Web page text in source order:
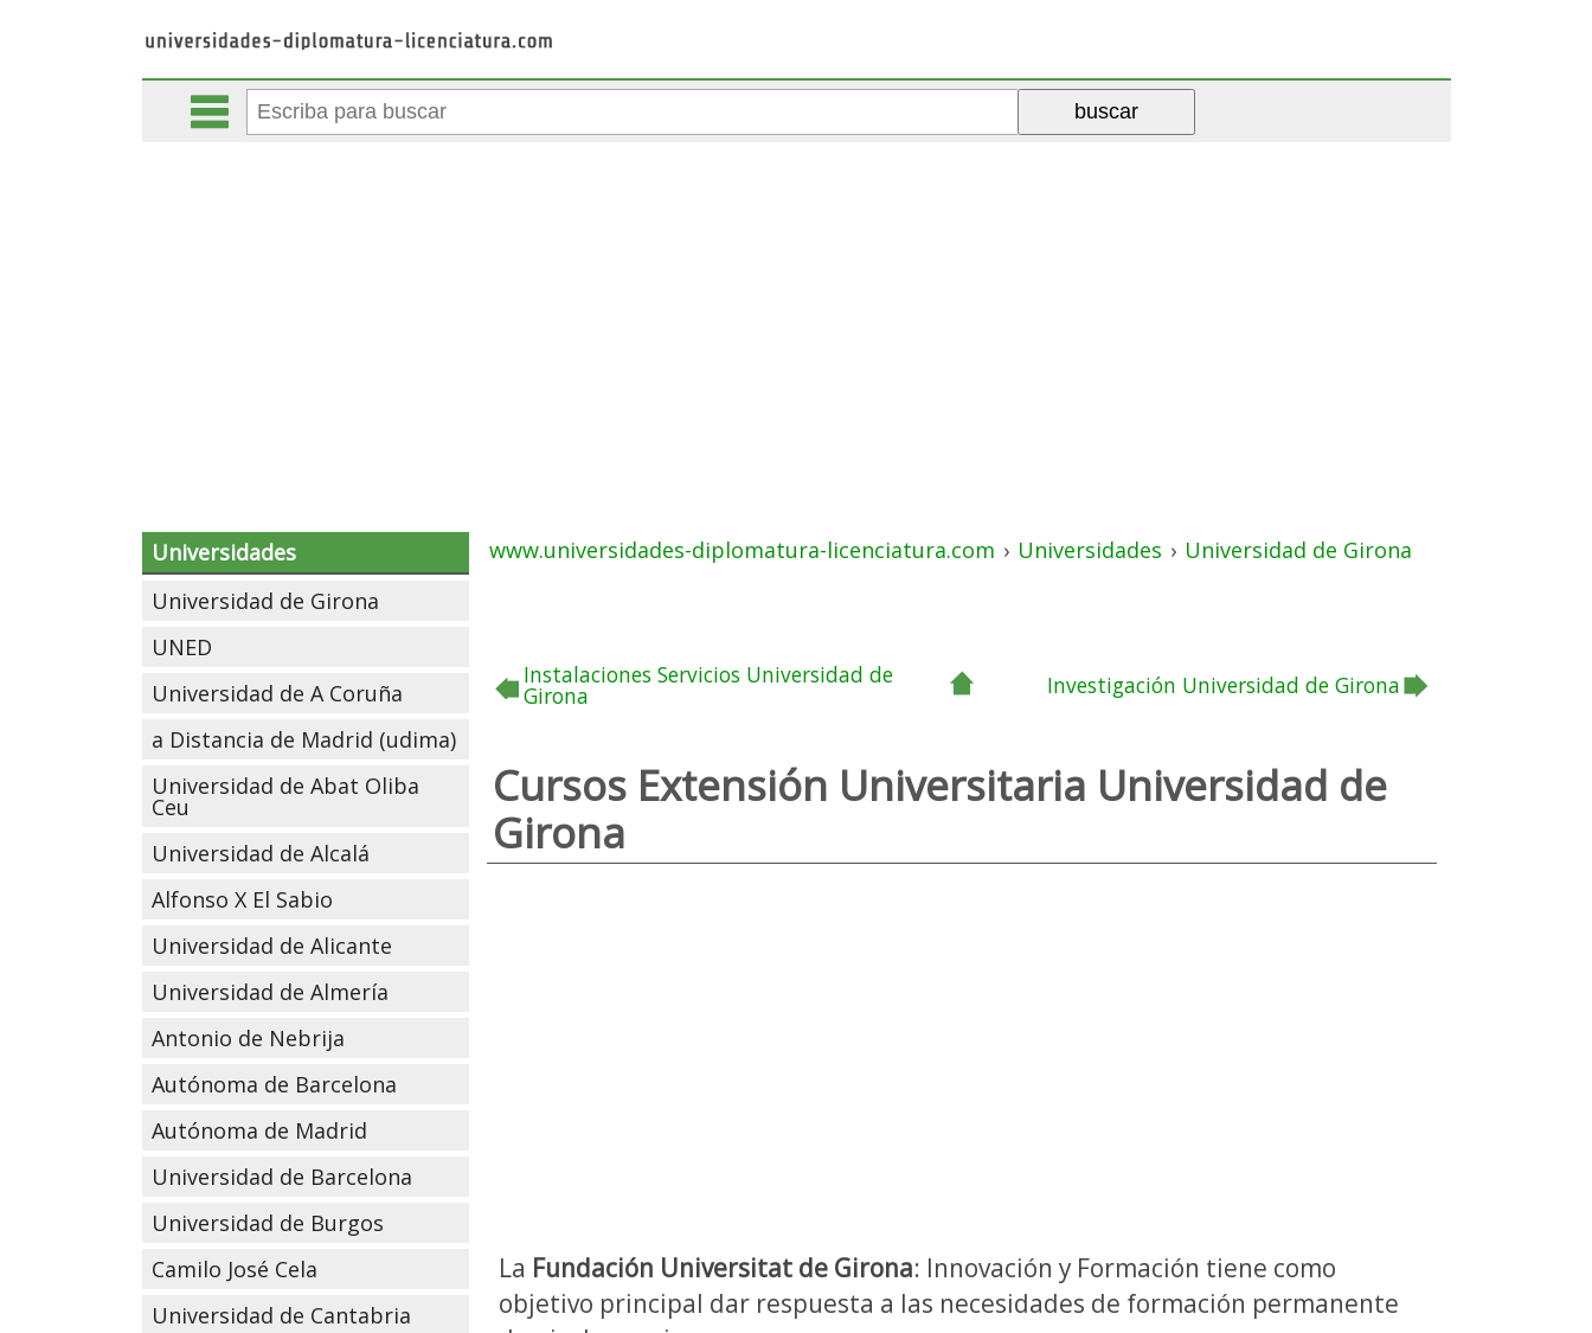
Universidades
Universidad de Girona
UNED
Universidad de A Coruña
a Distancia de Madrid (udima)
Universidad de Abat Oliba
Ceu
Universidad de Alcalá
Alfonso X El Sabio
Universidad de Alicante
Universidad de Almería
Antonio de Nebrija
Autónoma de Barcelona
Autónoma de Madrid
Universidad de Barcelona
Universidad de Burgos
Camilo José Cela
Universidad de Cantabria
www.universidades-diplomatura-licenciatura.com › Universidades › Universidad de Girona
Instalaciones Servicios Universidad de
Girona Investigación Universidad de Girona
Cursos Extensión Universitaria Universidad de
Girona
La Fundación Universitat de Girona: Innovación y Formación tiene como
objetivo principal dar respuesta a las necesidades de formación permanente